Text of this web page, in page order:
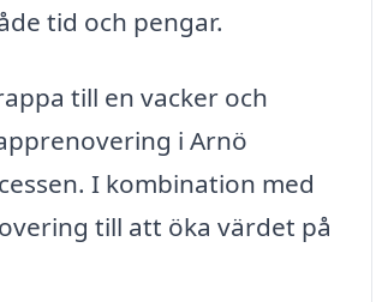
tid och pengar.
till en vacker och
i Arnö
I kombination med
till att öka värdet på